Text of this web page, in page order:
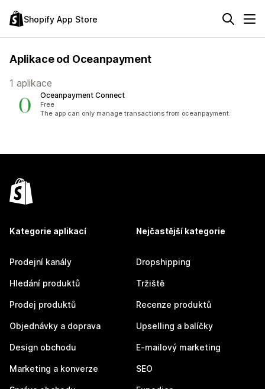
Shopify App Store
Aplikace od Oceanpayment
1 aplikace
Oceanpayment Connect
Free
The app can only manage transactions from oceanpayment.
Kategorie aplikací
Prodejní kanály
Hledání produktů
Prodej produktů
Objednávky a doprava
Design obchodu
Marketing a konverze
Nejčastější kategorie
Dropshipping
Tržiště
Recenze produktů
Upselling a balíčky
E-mailový marketing
SEO